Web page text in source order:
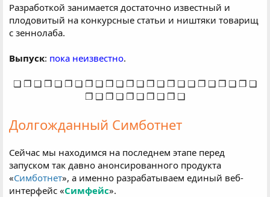
Полноценный конструктор в модуле кликов;
Поддержка Touch-событий (клики, скрол);
Склик контекстной рекламы в поисковых
Работа с подсказками и похожими запросами;
Выбор региона в Яндекс, Google и Bing;
Функционал завершающего движения мыши;
Поддержка Турбо-страниц в Яндексе;
Отложенная работа с выдачей поисковиков;
Различные позиции запуска своих аддонов в
сценарии;
Девайс-киллер (против бракованных ботов);
Разработкой занимается достаточно известный и
плодовитый на конкурсные статьи и ништяки товарищ
с зеннолаба.
Выпуск: пока неизвестно.
❏ ❐ ❑ ❒ ❏ ❐ ❏ ❐ ❑ ❒ ❏ ❐ ❑ ❒ ❑ ❒ ❑ ❏ ❐ ❑ ❒ ❏ ❐ ❏
❐ ❑ ❒ ❏ ❐ ❑ ❒ ❑ ❒ ❑​
Долгожданный Симботнет
Сейчас мы находимся на последнем этапе перед
запуском так давно анонсированного продукта
«Симботнет», а именно разрабатываем единый веб-
интерфейс «Симфейс».